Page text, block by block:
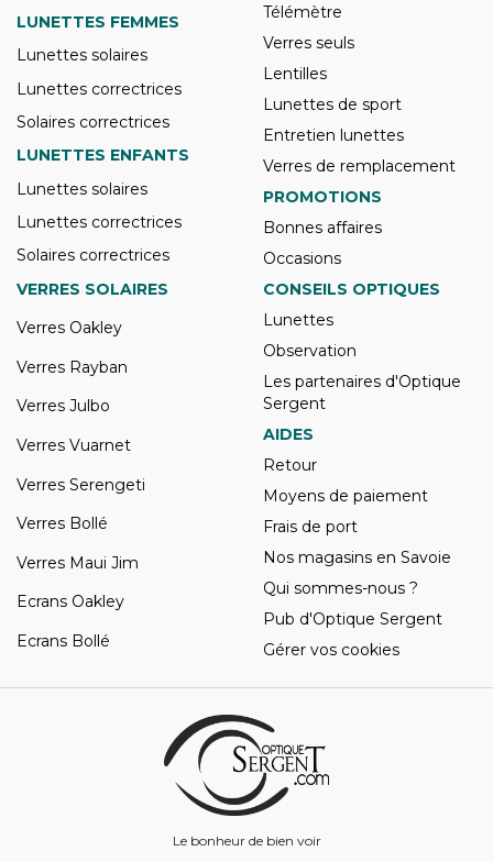
Le bonheur de bien voir
LUNETTES FEMMES
Lunettes solaires
Lunettes correctrices
Solaires correctrices
LUNETTES ENFANTS
Lunettes solaires
Lunettes correctrices
Solaires correctrices
Télémètre
Verres seuls
Lentilles
Lunettes de sport
Entretien lunettes
Verres de remplacement
PROMOTIONS
Bonnes affaires
Occasions
VERRES SOLAIRES
Verres Oakley
Verres Rayban
Verres Julbo
Verres Vuarnet
Verres Serengeti
Verres Bollé
Verres Maui Jim
Ecrans Oakley
Ecrans Bollé
CONSEILS OPTIQUES
Lunettes
Observation
Les partenaires d'Optique
Sergent
AIDES
Retour
Moyens de paiement
Frais de port
Nos magasins en Savoie
Qui sommes-nous ?
Pub d'Optique Sergent
Gérer vos cookies